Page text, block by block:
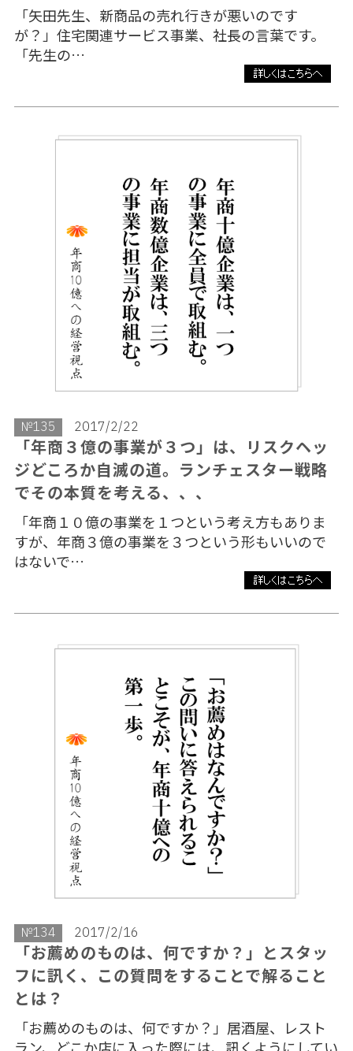
「矢田先生、新商品の売れ行きが悪いのです
が？」住宅関連サービス事業、社長の言葉です。
「先生の…
№135 2017/2/22
「年商３億の事業が３つ」は、リスクヘッ
ジどころか自滅の道。ランチェスター戦略
でその本質を考える、、、
「年商１０億の事業を１つという考え方もありま
すが、年商３億の事業を３つという形もいいので
はないで…
№134 2017/2/16
「お薦めのものは、何ですか？」とスタッ
フに訊く、この質問をすることで解ること
とは？
「お薦めのものは、何ですか？」居酒屋、レスト